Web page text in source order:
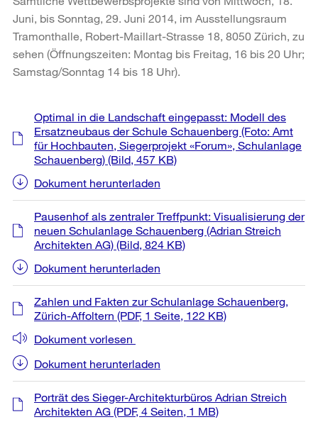
Juni, bis Sonntag, 29. Juni 2014, im Ausstellungsraum
Tramonthalle, Robert-Maillart-Strasse 18, 8050 Zürich, zu
sehen (Öffnungszeiten: Montag bis Freitag, 16 bis 20 Uhr;
Samstag/Sonntag 14 bis 18 Uhr).
Weitere
Informationen
Optimal in die Landschaft eingepasst: Modell des
Ersatzneubaus der Schule Schauenberg (Foto: Amt
für Hochbauten, Siegerprojekt «Forum», Schulanlage
Schauenberg) (Bild, 457 KB)
Dokument herunterladen
Pausenhof als zentraler Treffpunkt: Visualisierung der
neuen Schulanlage Schauenberg (Adrian Streich
Architekten AG) (Bild, 824 KB)
Dokument herunterladen
Zahlen und Fakten zur Schulanlage Schauenberg,
Zürich-Affoltern (PDF, 1 Seite, 122 KB)
Dokument vorlesen
Dokument herunterladen
Porträt des Sieger-Architekturbüros Adrian Streich
Architekten AG (PDF, 4 Seiten, 1 MB)